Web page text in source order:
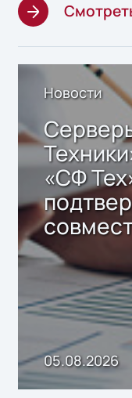
Новости
«СФ
05.08.2026